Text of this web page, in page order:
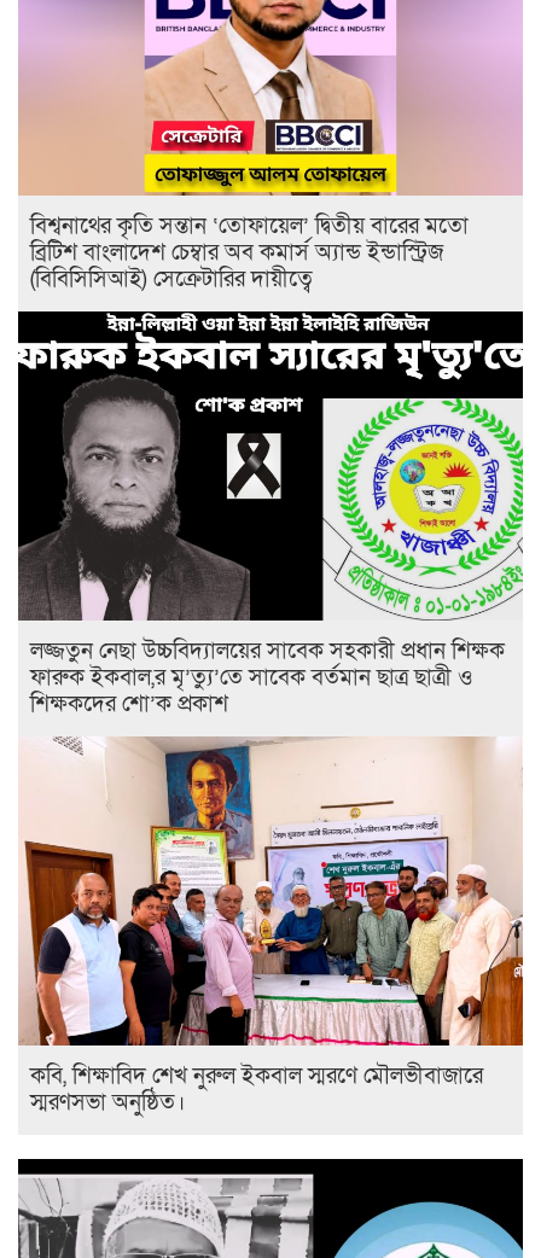
বিশ্বনাথের কৃতি সন্তান ‘তোফায়েল’ দ্বিতীয় বারের মতো
ব্রিটিশ বাংলাদেশ চেম্বার অব কমার্স অ্যান্ড ইন্ডাস্ট্রিজ
(বিবিসিসিআই) সেক্রেটারির দায়ীত্বে
লজ্জতুন নেছা উচ্চবিদ্যালয়ের সাবেক সহকারী প্রধান শিক্ষক
ফারুক ইকবাল,র মৃ’ত্যু’তে সাবেক বর্তমান ছাত্র ছাত্রী ও
শিক্ষকদের শো’ক প্রকাশ
কবি, শিক্ষাবিদ শেখ নুরুল ইকবাল স্মরণে মৌলভীবাজারে
স্মরণসভা অনুষ্ঠিত।